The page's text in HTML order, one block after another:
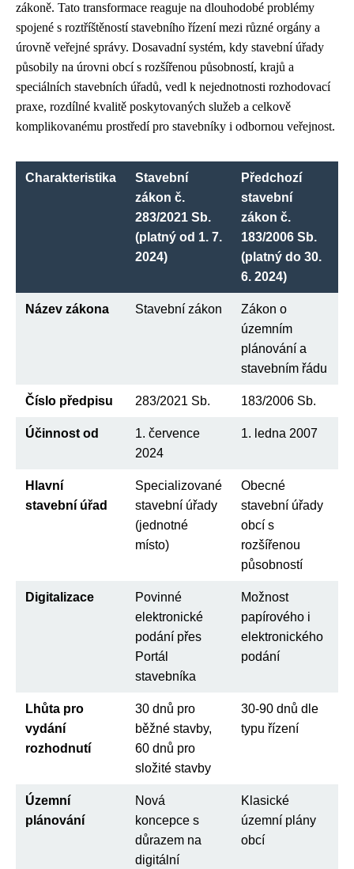
zákoně. Tato transformace reaguje na dlouhodobé problémy
spojené s roztříštěností stavebního řízení mezi různé orgány a
úrovně veřejné správy. Dosavadní systém, kdy stavební úřady
působily na úrovni obcí s rozšířenou působností, krajů a
speciálních stavebních úřadů, vedl k nejednotnosti rozhodovací
praxe, rozdílné kvalitě poskytovaných služeb a celkově
komplikovanému prostředí pro stavebníky i odbornou veřejnost.
Charakteristika
Stavební
zákon č.
283/2021 Sb.
(platný od 1. 7.
2024)
Předchozí
stavební
zákon č.
183/2006 Sb.
(platný do 30.
6. 2024)
Název zákona Stavební zákon
Zákon o
územním
plánování a
stavebním řádu
Číslo předpisu 283/2021 Sb. 183/2006 Sb.
Účinnost od
1. července
2024
1. ledna 2007
Hlavní
stavební úřad
Specializované
stavební úřady
(jednotné
místo)
Obecné
stavební úřady
obcí s
rozšířenou
působností
Digitalizace
Povinné
elektronické
podání přes
Portál
stavebníka
Možnost
papírového i
elektronického
podání
Lhůta pro
vydání
rozhodnutí
30 dnů pro
běžné stavby,
60 dnů pro
složité stavby
30-90 dnů dle
typu řízení
Územní
plánování
Nová
koncepce s
důrazem na
digitální
Klasické
územní plány
obcí